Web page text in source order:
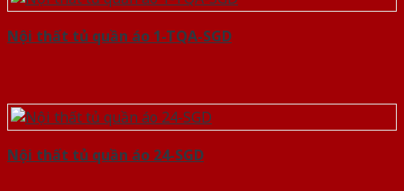
Nội thất tủ quần áo 1-TQA-SGD
Nội thất tủ quần áo 24-SGD